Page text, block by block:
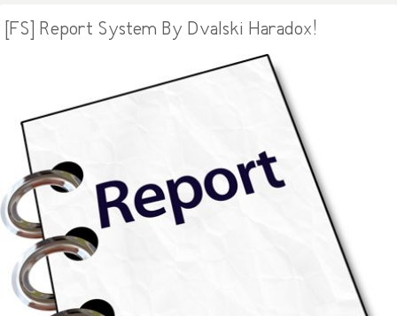
[FS] Report System By Dvalski Haradox!